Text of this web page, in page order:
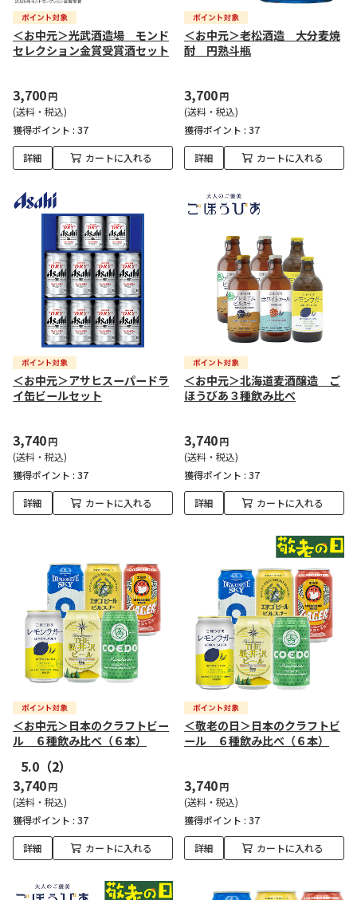
＜お中元＞光武酒造場 モンド
セレクション金賞受賞酒セット
3,700円
(送料・税込)
獲得ポイント : 37
詳細 カートに入れる
＜お中元＞老松酒造 大分麦焼
酎 円熟斗瓶
3,700円
(送料・税込)
獲得ポイント : 37
詳細 カートに入れる
＜お中元＞アサヒスーパードラ
イ缶ビールセット
3,740円
(送料・税込)
獲得ポイント : 37
詳細 カートに入れる
＜お中元＞北海道麦酒醸造 ご
ほうびあ３種飲み比べ
3,740円
(送料・税込)
獲得ポイント : 37
詳細 カートに入れる
＜お中元＞日本のクラフトビー
ル ６種飲み比べ（６本）
5.0 （2）
3,740円
(送料・税込)
獲得ポイント : 37
詳細 カートに入れる
＜敬老の日＞日本のクラフトビ
ール ６種飲み比べ（６本）
3,740円
(送料・税込)
獲得ポイント : 37
詳細 カートに入れる